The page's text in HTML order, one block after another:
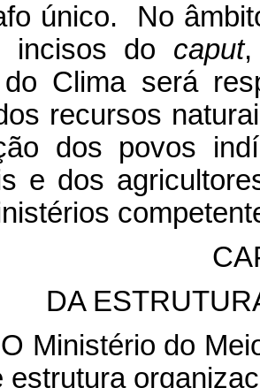
único. No
incisos do caput,
do Clima será
recursos
dos povos
e dos
DA
Ministério do
estrutura